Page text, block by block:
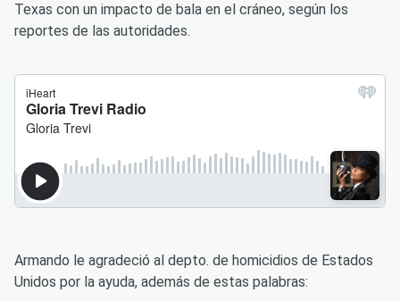
Texas con un impacto de bala en el cráneo, según los
reportes de las autoridades.
Armando le agradeció al depto. de homicidios de Estados
Unidos por la ayuda, además de estas palabras: